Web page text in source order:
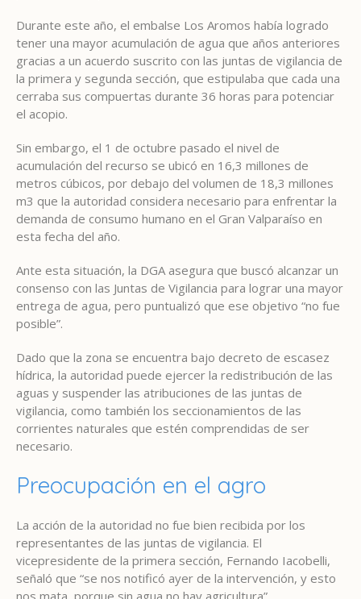
Durante este año, el embalse Los Aromos había logrado
tener una mayor acumulación de agua que años anteriores
gracias a un acuerdo suscrito con las juntas de vigilancia de
la primera y segunda sección, que estipulaba que cada una
cerraba sus compuertas durante 36 horas para potenciar
el acopio.
Sin embargo, el 1 de octubre pasado el nivel de
acumulación del recurso se ubicó en 16,3 millones de
metros cúbicos, por debajo del volumen de 18,3 millones
m3 que la autoridad considera necesario para enfrentar la
demanda de consumo humano en el Gran Valparaíso en
esta fecha del año.
Ante esta situación, la DGA asegura que buscó alcanzar un
consenso con las Juntas de Vigilancia para lograr una mayor
entrega de agua, pero puntualizó que ese objetivo “no fue
posible”.
Dado que la zona se encuentra bajo decreto de escasez
hídrica, la autoridad puede ejercer la redistribución de las
aguas y suspender las atribuciones de las juntas de
vigilancia, como también los seccionamientos de las
corrientes naturales que estén comprendidas de ser
necesario.
Preocupación en el agro
La acción de la autoridad no fue bien recibida por los
representantes de las juntas de vigilancia. El
vicepresidente de la primera sección, Fernando Iacobelli,
señaló que “se nos notificó ayer de la intervención, y esto
nos mata, porque sin agua no hay agricultura”.